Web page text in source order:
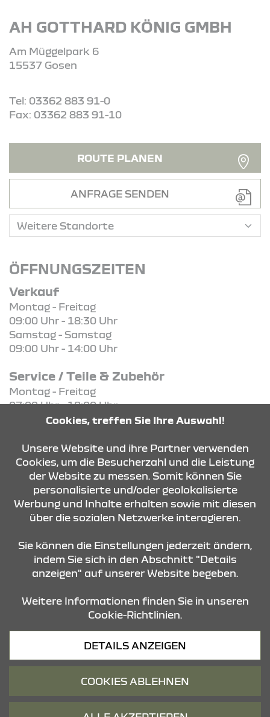
AH GOTTHARD KÖNIG GMBH
Am Müggelpark 6
15537 Gosen
Tel: 03362 883 91-0
Fax: 03362 883 91-10
ROUTE PLANEN
ANFRAGE SENDEN
ÖFFNUNGSZEITEN
Verkauf
Montag - Freitag
09:00 Uhr - 18:30 Uhr
Samstag - Samstag
09:00 Uhr - 14:00 Uhr
Service / Teile & Zubehör
Montag - Freitag
07:00 Uhr - 18:00 Uhr
KONTAKT & ANFAHRT
ÖFFNUNGSZEITEN
STANDORTE
Datenschutz
© 2026 Dacia
Cookies, treffen Sie Ihre Auswahl!
Unsere Website und ihre Partner verwenden
Cookies, um die Besucherzahl und die Leistung
der Website zu messen. Somit können Sie
personalisierte und/oder geolokalisierte
Werbung und Inhalte erhalten sowie mit diesen
über die sozialen Netzwerke interagieren.
Sie können die Einstellungen jederzeit ändern,
indem Sie sich in den Abschnitt "Details
anzeigen" auf unserer Website begeben.
Weitere Informationen finden Sie in unseren
Cookie-Richtlinien.
DETAILS ANZEIGEN
COOKIES ABLEHNEN